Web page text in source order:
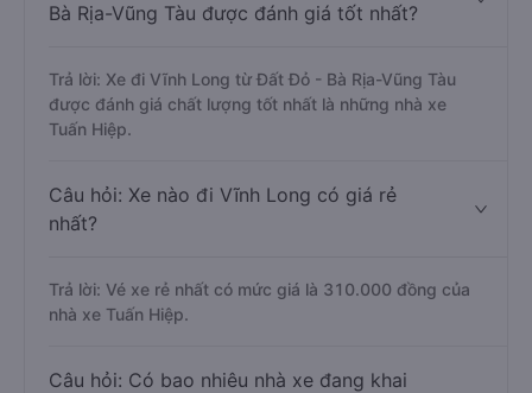
Bà Rịa-Vũng Tàu được đánh giá tốt nhất?
Trả lời: Xe đi Vĩnh Long từ Đất Đỏ - Bà Rịa-Vũng Tàu
được đánh giá chất lượng tốt nhất là những nhà xe
Tuấn Hiệp.
Câu hỏi: Xe nào đi Vĩnh Long có giá rẻ
nhất?
Trả lời: Vé xe rẻ nhất có mức giá là 310.000 đồng của
nhà xe Tuấn Hiệp.
Câu hỏi: Có bao nhiêu nhà xe đang khai